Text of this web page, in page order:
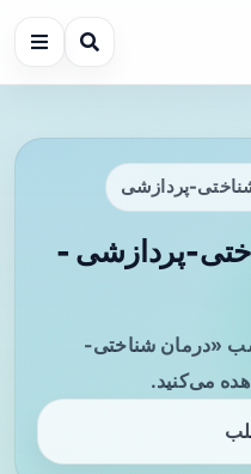
پردازشی
پردازشی -
«درمان شناختی-
می‌کنید.